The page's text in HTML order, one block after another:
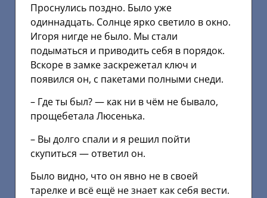
Проснулись поздно. Было уже
одиннадцать. Солнце ярко светило в окно.
Игоря нигде не было. Мы стали
подыматься и приводить себя в порядок.
Вскоре в замке заскрежетал ключ и
появился он, с пакетами полными снеди.
– Где ты был? — как ни в чём не бывало,
прощебетала Люсенька.
– Вы долго спали и я решил пойти
скупиться — ответил он.
Было видно, что он явно не в своей
тарелке и всё ещё не знает как себя вести.